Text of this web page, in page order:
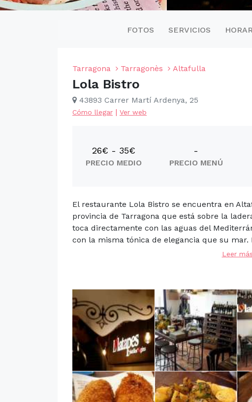
FOTOS SERVICIOS
Tarragona Tarragonès Altafulla
Lola Bistro
43893 Carrer Martí Ardenya, 25
Cómo llegar | Ver web
26€ - 35€
PRECIO MEDIO
-
PRECIO MENÚ
El restaurante Lola Bistro se encuentra en
provincia de Tarragona que está sobre la
toca directamente con las aguas del
con la misma tónica de elegancia que su mar.
Leer más